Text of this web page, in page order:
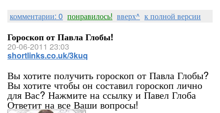
комментарии: 0 понравилось! вверх^ к полной версии
Гороскоп от Павла Глобы!
20-06-2011 23:03
shortlinks.co.uk/3kuq
Вы хотите получить гороскоп от Павла Глобы?
Вы хотите чтобы он составил гороскоп лично
для Вас? Нажмите на ссылку и Павел Глоба
Ответит на все Ваши вопросы!